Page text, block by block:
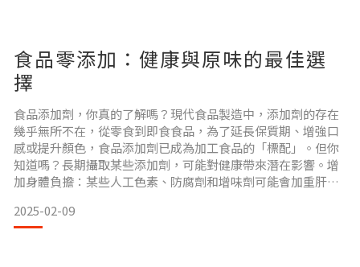
食品零添加：健康與原味的最佳選
擇
食品添加劑，你真的了解嗎？現代食品製造中，添加劑的存在
幾乎無所不在，從零食到即食食品，為了延長保質期、增強口
感或提升顏色，食品添加劑已成為加工食品的「標配」。但你
知道嗎？長期攝取某些添加劑，可能對健康帶來潛在影響。增
加身體負擔：某些人工色素、防腐劑和增味劑可能會加重肝臟
對天然食材的味道逐漸「麻木」。潛在過敏風險：對於部分人
群，某些添加劑還可能引發過敏反應，如頭痛或皮膚不適。因
2025-02-09